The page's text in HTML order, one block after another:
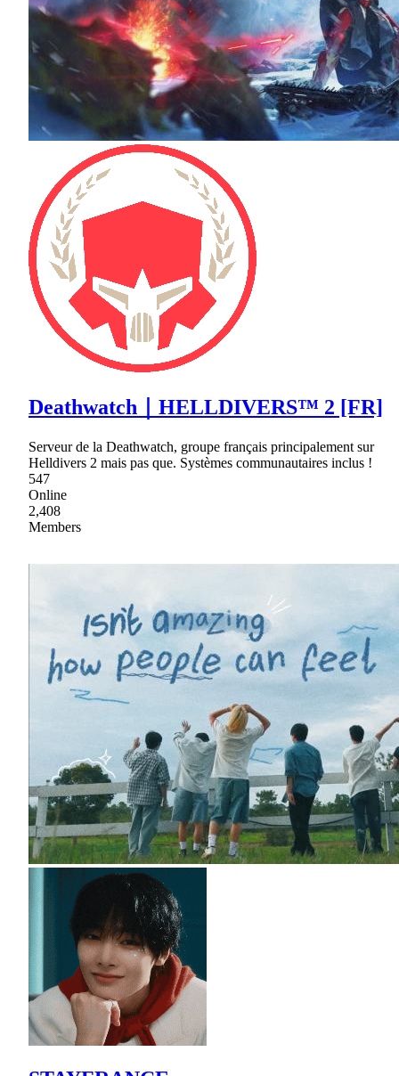
Deathwatch｜HELLDIVERS™ 2 [FR]
Serveur de la Deathwatch, groupe français principalement sur
Helldivers 2 mais pas que. Systèmes communautaires inclus !
547
Online
2,408
Members